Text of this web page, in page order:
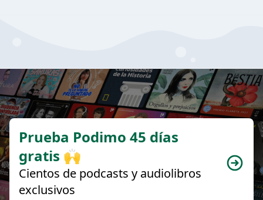
Prueba Podimo 45 días
gratis 🙌
Cientos de podcasts y audiolibros
exclusivos